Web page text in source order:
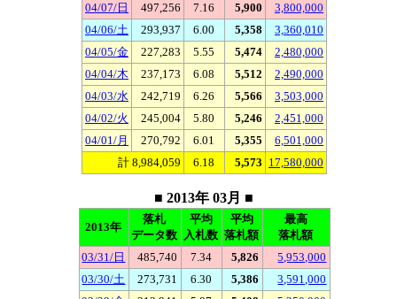
04/07/日
497,256 7.16 5,900
3,800,000
04/06/土
293,937 6.00 5,358
3,360,010
04/05/金
227,283 5.55 5,474
2,480,000
04/04/木
237,173 6.08 5,512
2,490,000
04/03/水
242,719 6.26 5,566
3,503,000
04/02/火
245,004 5.80 5,246
2,451,000
04/01/月
270,792 6.01 5,355
6,501,000
計 8,984,059
6.18 5,573 17,580,000
■ 2013年 03月 ■
2013年
落札
データ数
平均
入札数
平均
落札額
最高
落札額
03/31/日
485,740 7.34 5,826
5,953,000
03/30/土
273,731 6.30 5,386
3,591,000